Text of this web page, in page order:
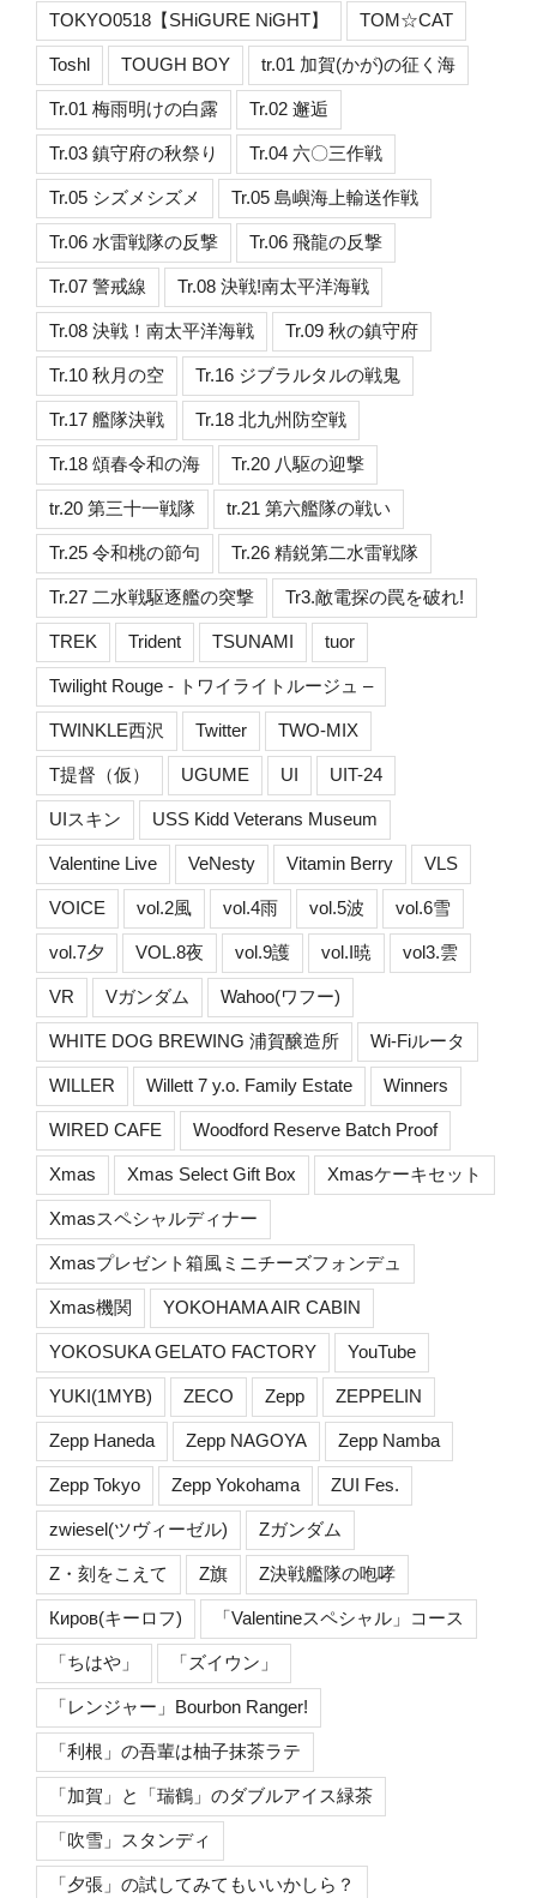
TOKYO0518【SHiGURE NiGHT】 TOM☆CAT
Toshl TOUGH BOY tr.01 加賀(かが)の征く海
Tr.01 梅雨明けの白露 Tr.02 邂逅
Tr.03 鎮守府の秋祭り Tr.04 六〇三作戦
Tr.05 シズメシズメ Tr.05 島嶼海上輸送作戦
Tr.06 水雷戦隊の反撃 Tr.06 飛龍の反撃
Tr.07 警戒線 Tr.08 決戦!南太平洋海戦
Tr.08 決戦！南太平洋海戦 Tr.09 秋の鎮守府
Tr.10 秋月の空 Tr.16 ジブラルタルの戦鬼
Tr.17 艦隊決戦 Tr.18 北九州防空戦
Tr.18 頌春令和の海 Tr.20 八駆の迎撃
tr.20 第三十一戦隊 tr.21 第六艦隊の戦い
Tr.25 令和桃の節句 Tr.26 精鋭第二水雷戦隊
Tr.27 二水戦駆逐艦の突撃 Tr3.敵電探の罠を破れ!
TREK Trident TSUNAMI tuor
Twilight Rouge - トワイライトルージュ –
TWINKLE西沢 Twitter TWO-MIX
T提督（仮） UGUME UI UIT-24
UIスキン USS Kidd Veterans Museum
Valentine Live VeNesty Vitamin Berry VLS
VOICE vol.2風 vol.4雨 vol.5波 vol.6雪
vol.7夕 VOL.8夜 vol.9護 vol.I暁 vol3.雲
VR Vガンダム Wahoo(ワフー)
WHITE DOG BREWING 浦賀醸造所 Wi-Fiルータ
WILLER Willett 7 y.o. Family Estate Winners
WIRED CAFE Woodford Reserve Batch Proof
Xmas Xmas Select Gift Box Xmasケーキセット
Xmasスペシャルディナー
Xmasプレゼント箱風ミニチーズフォンデュ
Xmas機関 YOKOHAMA AIR CABIN
YOKOSUKA GELATO FACTORY YouTube
YUKI(1MYB) ZECO Zepp ZEPPELIN
Zepp Haneda Zepp NAGOYA Zepp Namba
Zepp Tokyo Zepp Yokohama ZUI Fes.
zwiesel(ツヴィーゼル) Zガンダム
Z・刻をこえて Z旗 Z決戦艦隊の咆哮
Киров(キーロフ) 「Valentineスペシャル」コース
「ちはや」 「ズイウン」
「レンジャー」Bourbon Ranger!
「利根」の吾輩は柚子抹茶ラテ
「加賀」と「瑞鶴」のダブルアイス緑茶
「吹雪」スタンディ
「夕張」の試してみてもいいかしら？